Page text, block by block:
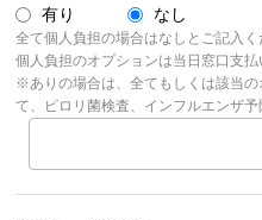
有り なし
全て個人負担の場合はなしとご記入く
個人負担のオプションは当日窓口支払
※ありの場合は、全てもしくは該当
て、ピロリ菌検査、インフルエンザ予